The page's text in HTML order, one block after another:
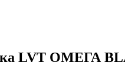
LVT ОМЕГА